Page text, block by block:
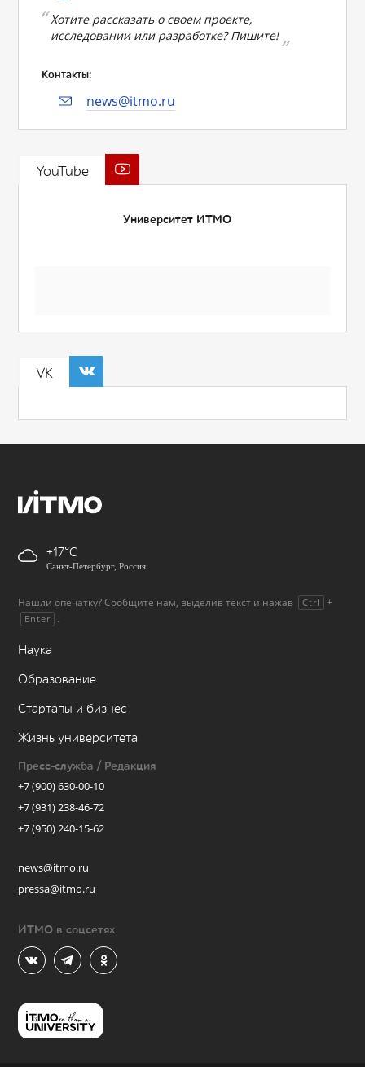
Хотите рассказать о своем проекте,
исследовании или разработке? Пишите!
Контакты:
news@itmo.ru
YouTube
Университет ИТМО
VK
+17
Санкт-Петербург, Россия
Нашли опечатку? Сообщите нам, выделив текст и нажав Ctrl +
Enter .
Наука
Образование
Стартапы и бизнес
Жизнь университета
Пресс-служба / Редакция
+7 (900) 630-00-10
+7 (931) 238-46-72
+7 (950) 240-15-62
news@itmo.ru
pressa@itmo.ru
ИТМО в соцсетях